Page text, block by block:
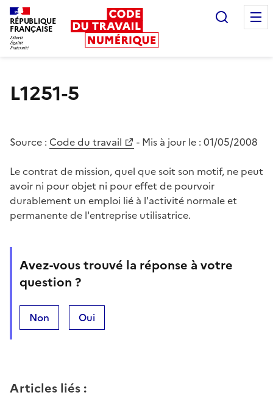
RÉPUBLIQUE
FRANÇAISE
L1251-5
Source : Code du travail - Mis à jour le : 01/05/2008
Le contrat de mission, quel que soit son motif, ne peut
avoir ni pour objet ni pour effet de pourvoir
durablement un emploi lié à l'activité normale et
permanente de l'entreprise utilisatrice.
Avez-vous trouvé la réponse à votre
question ?
Non Oui
Articles liés :